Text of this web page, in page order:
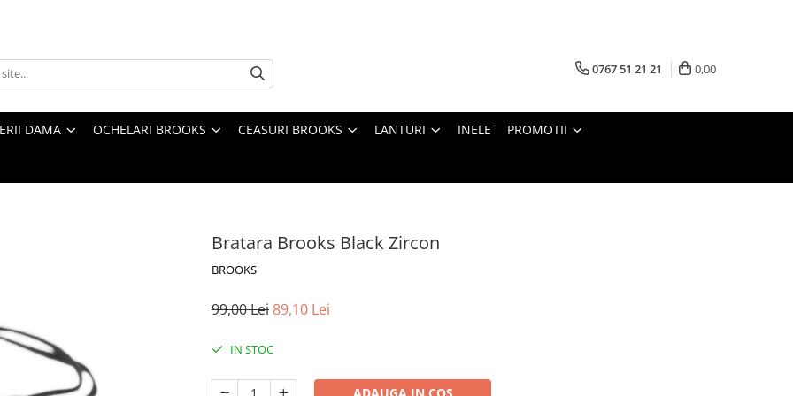
0767 51 21 21 0,00
DAMA OCHELARI BROOKS CEASURI BROOKS LANTURI INELE PROMOTII
Bratara Brooks Black Zircon
BROOKS
99,00 Lei89,10 Lei
IN STOC
ADAUGA IN COS